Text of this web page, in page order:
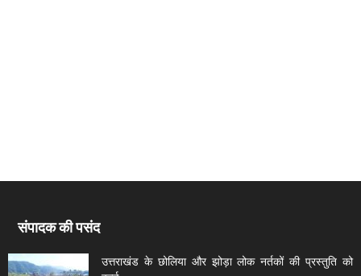
संपादक की पसंद
उत्तराखंड के छोलिया और झोड़ा लोक नर्तकों की प्रस्तुति को